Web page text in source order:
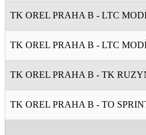
TK OREL PRAHA B - LTC
TK OREL PRAHA B - LTC
TK OREL PRAHA B - TK
TK OREL PRAHA B - TO